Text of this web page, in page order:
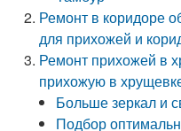
Ремонт в коридоре
для прихожей и
Ремонт прихожей в
прихожую в
Больше зеркал и
Подбор